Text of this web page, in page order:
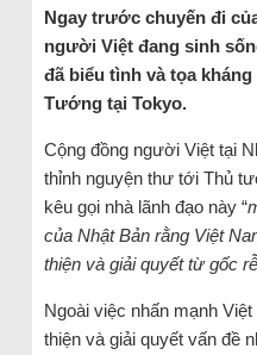
Ngay trước chuyến đi
người Việt đang sinh
đã biểu tình và tọa
Tướng tại Tokyo.
Cộng đồng người Việt tại
thỉnh nguyện thư tới Thủ
kêu gọi nhà lãnh đạo này “
của Nhật Bản rằng Việt
thiện và giải quyết từ gốc
Ngoài việc nhấn mạnh
thiện và giải quyết vấn đề